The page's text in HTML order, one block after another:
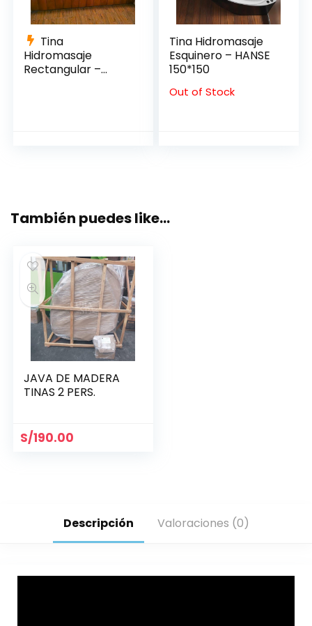
Tina
Hidromasaje
Rectangular –
Tina Hidromasaje
Esquinero – HANSE
150*150
Out of Stock
También puedes like…
JAVA DE MADERA
TINAS 2 PERS.
S/190.00
Descripción Valoraciones (0)